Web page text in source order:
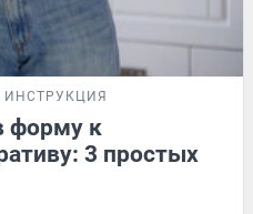
ИНСТРУКЦИЯ
форму к
3 простых